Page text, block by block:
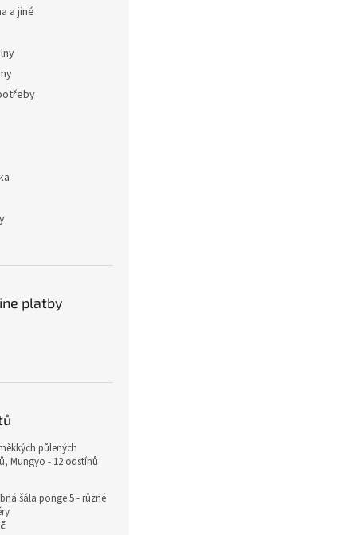
a jiné
platby
půlených
Mungyo - 12 odstínů
šála ponge 5 - různé